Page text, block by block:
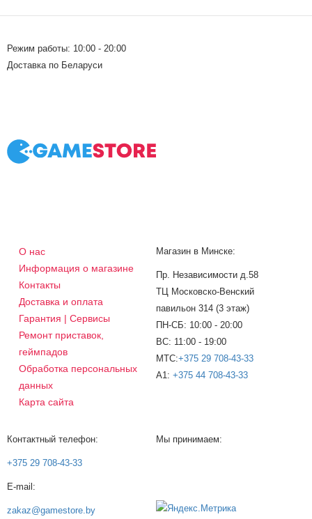
Режим работы: 10:00 - 20:00
Доставка по Беларуси
О нас
Информация о магазине
Контакты
Доставка и оплата
Гарантия | Сервисы
Ремонт приставок,
геймпадов
Обработка персональных
данных
Карта сайта
Магазин в Минске:
Пр. Независимости д.58
ТЦ Московско-Венский
павильон 314 (3 этаж)
ПН-СБ: 10:00 - 20:00
ВС: 11:00 - 19:00
МТС:+375 29 708-43-33
A1: +375 44 708-43-33
Контактный телефон:
+375 29 708-43-33
E-mail:
zakaz@gamestore.by
Мы принимаем: